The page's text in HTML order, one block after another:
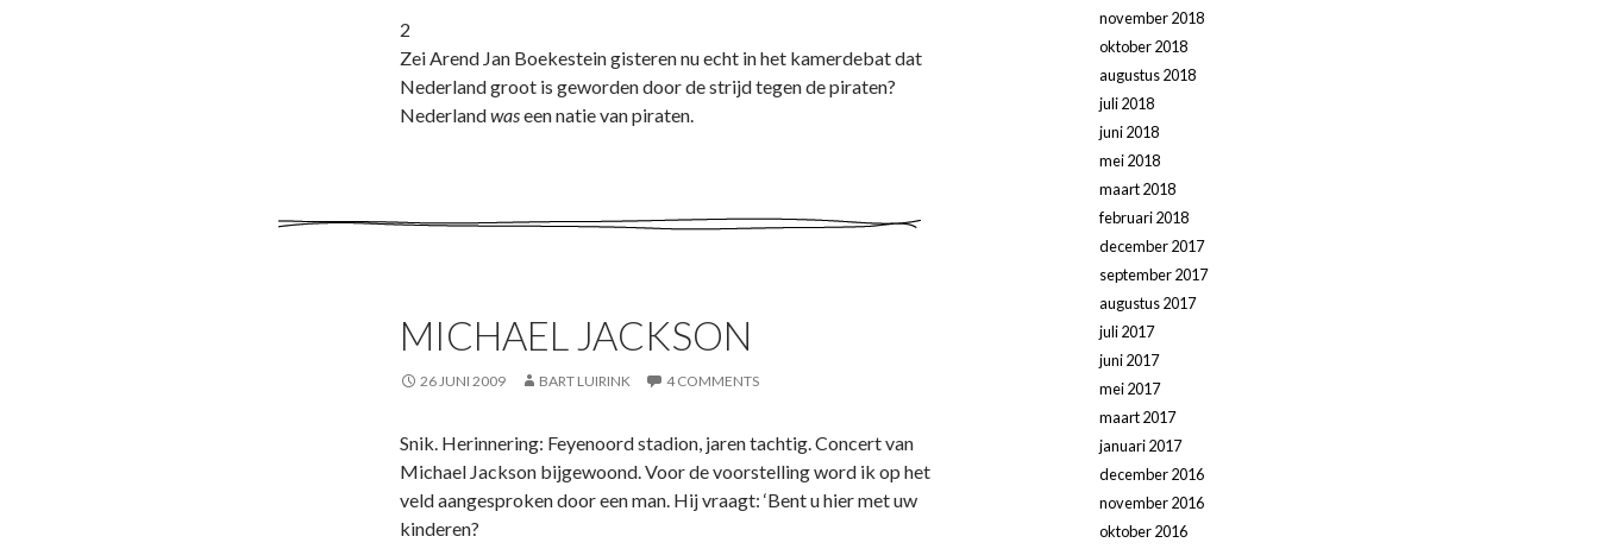
2
Zei Arend Jan Boekestein gisteren nu echt in het kamerdebat dat
Nederland groot is geworden door de strijd tegen de piraten?
Nederlandwaseen natie van piraten.
MICHAEL JACKSON
26 JUNI 2009 BART LUIRINK 4 COMMENTS
Snik. Herinnering: Feyenoord stadion, jaren tachtig. Concert van
Michael Jackson bijgewoond. Voor de voorstelling word ik op het
veld aangesproken door een man. Hij vraagt: ‘Bent u hier met uw
kinderen?
november 2018
oktober 2018
augustus 2018
juli 2018
juni 2018
mei 2018
maart 2018
februari 2018
december 2017
september 2017
augustus 2017
juli 2017
juni 2017
mei 2017
maart 2017
januari 2017
december 2016
november 2016
oktober 2016